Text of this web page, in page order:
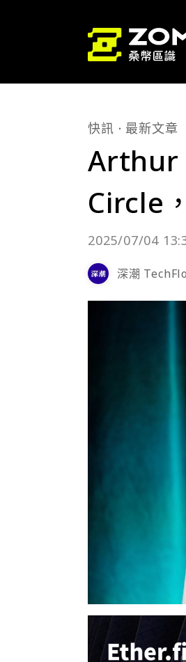
快訊 最新文章
Arthur
Circle
2025/07/04
深潮